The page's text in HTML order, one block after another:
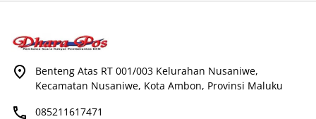
Benteng Atas RT 001/003 Kelurahan Nusaniwe,
Kecamatan Nusaniwe, Kota Ambon, Provinsi Maluku
085211617471